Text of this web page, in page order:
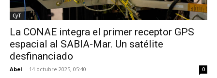
CyT
La CONAE integra el primer receptor GPS
espacial al SABIA-Mar. Un satélite
desfinanciado
Abel - 14 octubre 2025, 05:40 0